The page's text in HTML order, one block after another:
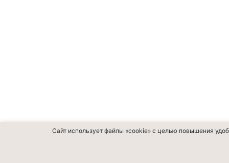
Сайт использует файлы «cookie» с целью повышения